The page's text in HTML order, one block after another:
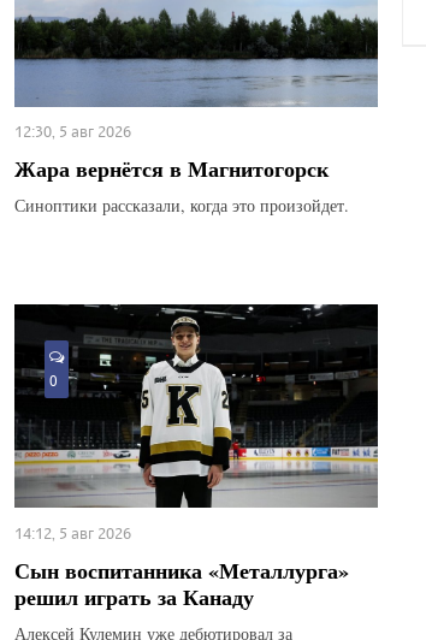
12:30, 5 авг 2026
Жара вернётся в Магнитогорск
Синоптики рассказали, когда это произойдет.
0
14:12, 5 авг 2026
Сын воспитанника «Металлурга»
решил играть за Канаду
Алексей Кулемин уже дебютировал за